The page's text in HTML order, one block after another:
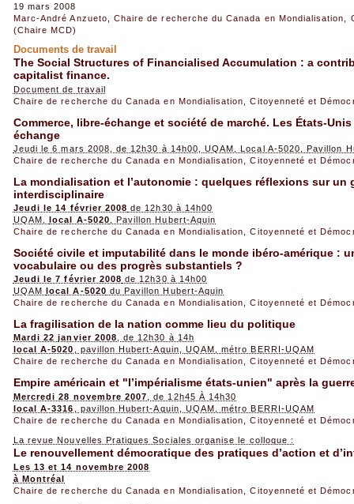
19 mars 2008
Marc-André Anzueto
Chaire de recherche du Canada en Mondialisation,
(Chaire MCD)
Documents de travail
The Social Structures of Financialised Accumulation : a
capitalist finance.
Document de travail
Chaire de recherche du Canada en Mondialisation, Citoyenneté et
Commerce, libre-échange et société de marché. Les États-
échange
Jeudi le 6 mars 2008, de 12h30 à 14h00, UQAM, Local A-5020, Pavillon
Chaire de recherche du Canada en Mondialisation, Citoyenneté et
La mondialisation et l’autonomie : quelques réflexions sur un
interdisciplinaire
Jeudi le 14 février 2008 de 12h30 à 14h00
UQAM,local A-5020 , Pavillon Hubert-Aquin
Chaire de recherche du Canada en Mondialisation, Citoyenneté et
Société civile et imputabilité dans le monde ibéro-amérique :
vocabulaire ou des progrès substantiels ?
Jeudi le 7 février 2008 de 12h30 à 14h00
UQAM
local A-5020 du Pavillon Hubert-Aquin
Chaire de recherche du Canada en Mondialisation, Citoyenneté et
La fragilisation de la nation comme lieu du politique
Mardi 22 janvier 2008, de 12h30 à 14h
local A-5020 , pavillon Hubert-Aquin, UQAM, métro BERRI-UQAM
Chaire de recherche du Canada en Mondialisation, Citoyenneté et
Empire américain et "l’impérialisme états-unien" après la
Mercredi 28 novembre 2007
, de 12h45 À 14h30
local A-3316
, pavillon Hubert-Aquin, UQAM, métro BERRI-UQAM
Chaire de recherche du Canada en Mondialisation, Citoyenneté et
La revue Nouvelles Pratiques Sociales organise le colloque :
Le renouvellement démocratique des pratiques d’action et
Les 13 et 14 novembre 2008
à Montréal
Chaire de recherche du Canada en Mondialisation, Citoyenneté et